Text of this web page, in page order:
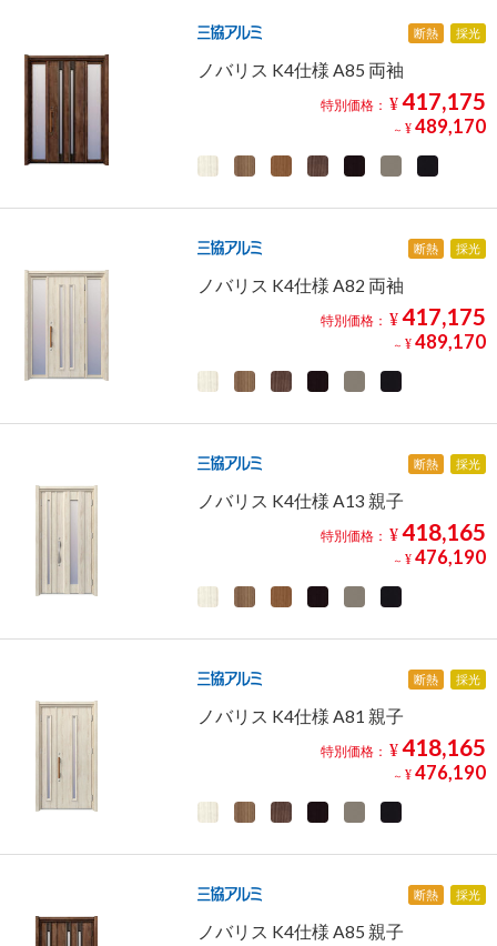
断熱 採光
ノバリス K4仕様 A85 両袖
特別価格： ¥417,175
～ ¥ 489,170
断熱 採光
ノバリス K4仕様 A82 両袖
特別価格： ¥417,175
～ ¥ 489,170
断熱 採光
ノバリス K4仕様 A13 親子
特別価格： ¥418,165
～ ¥ 476,190
断熱 採光
ノバリス K4仕様 A81 親子
特別価格： ¥418,165
～ ¥ 476,190
断熱 採光
ノバリス K4仕様 A85 親子